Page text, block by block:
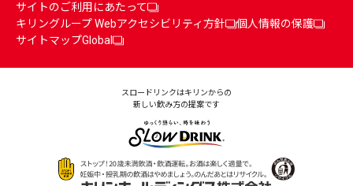
サイトのご利用にあたって
キリングループ Webアクセシビリティ方針
個人情報の保護
サイトマップGlobal
スロードリンクはキリンからの
新しい飲み方の提案です